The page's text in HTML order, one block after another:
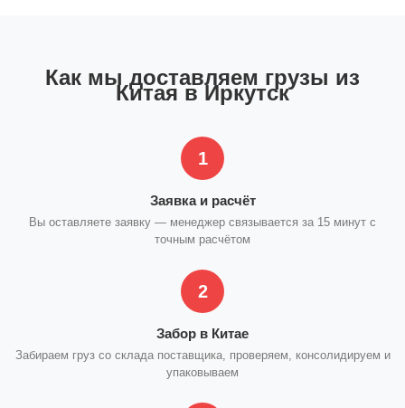
Как мы доставляем грузы из
Китая в Иркутск
1
Заявка и расчёт
Вы оставляете заявку — менеджер связывается за 15 минут с
точным расчётом
2
Забор в Китае
Забираем груз со склада поставщика, проверяем, консолидируем и
упаковываем